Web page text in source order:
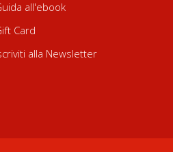
all'ebook
Card
alla Newsletter